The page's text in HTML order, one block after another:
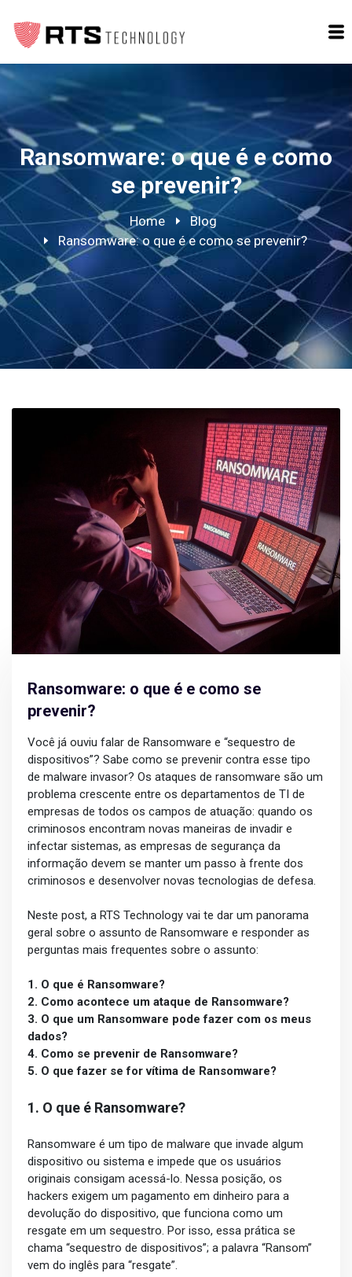
Ransomware: o que é e como
se prevenir?
Home
Blog
Ransomware: o que é e como se prevenir?
Ransomware: o que é e como se
prevenir?
Você já ouviu falar de Ransomware e “sequestro de
dispositivos”? Sabe como se prevenir contra esse tipo
de malware invasor? Os ataques de ransomware são um
problema crescente entre os departamentos de TI de
empresas de todos os campos de atuação: quando os
criminosos encontram novas maneiras de invadir e
infectar sistemas, as empresas de segurança da
informação devem se manter um passo à frente dos
criminosos e desenvolver novas tecnologias de defesa.
Neste post, a RTS Technology vai te dar um panorama
geral sobre o assunto de Ransomware e responder as
perguntas mais frequentes sobre o assunto:
1. O que é Ransomware?
2. Como acontece um ataque de Ransomware?
3. O que um Ransomware pode fazer com os meus
dados?
4. Como se prevenir de Ransomware?
5. O que fazer se for vítima de Ransomware?
1. O que é Ransomware?
Ransomware é um tipo de malware que invade algum
dispositivo ou sistema e impede que os usuários
originais consigam acessá-lo. Nessa posição, os
hackers exigem um pagamento em dinheiro para a
devolução do dispositivo, que funciona como um
resgate em um sequestro. Por isso, essa prática se
chama “sequestro de dispositivos”; a palavra “Ransom”
vem do inglês para “resgate”.